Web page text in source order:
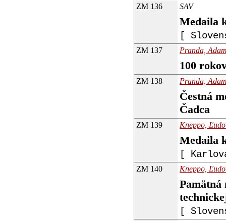
ZM 136 SAV
Medaila
[
ZM 137 Pranda,
100
ZM 138 Pranda,
Čestná
Čadca
ZM 139 Kneppo,
Medaila
[
ZM 140 Kneppo,
Pamätná
[